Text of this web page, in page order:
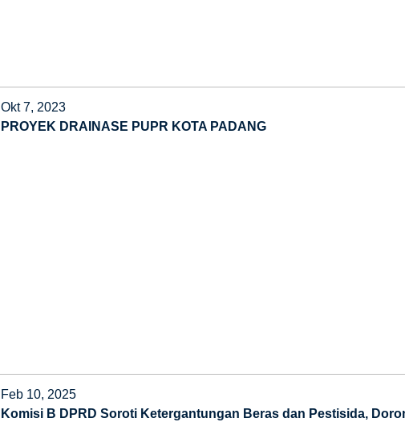
Okt 7, 2023
PROYEK DRAINASE PUPR KOTA PADANG
Feb 10, 2025
Komisi B DPRD Soroti Ketergantungan Beras dan Pestisida,